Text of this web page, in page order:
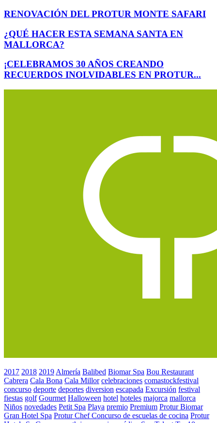
RENOVACIÓN DEL PROTUR MONTE SAFARI
¿QUÉ HACER ESTA SEMANA SANTA EN
MALLORCA?
¡CELEBRAMOS 30 AÑOS CREANDO
RECUERDOS INOLVIDABLES EN PROTUR...
2017 2018 2019 Almería Balibed Biomar Spa Bou Restaurant
Cabrera Cala Bona Cala Millor celebraciones comastockfestival
concurso deporte deportes diversion escapada Excursión festival
fiestas golf Gourmet Halloween hotel hoteles majorca mallorca
Niños novedades Petit Spa Playa premio Premium Protur Biomar
Gran Hotel Spa Protur Chef Concurso de escuelas de cocina Protur